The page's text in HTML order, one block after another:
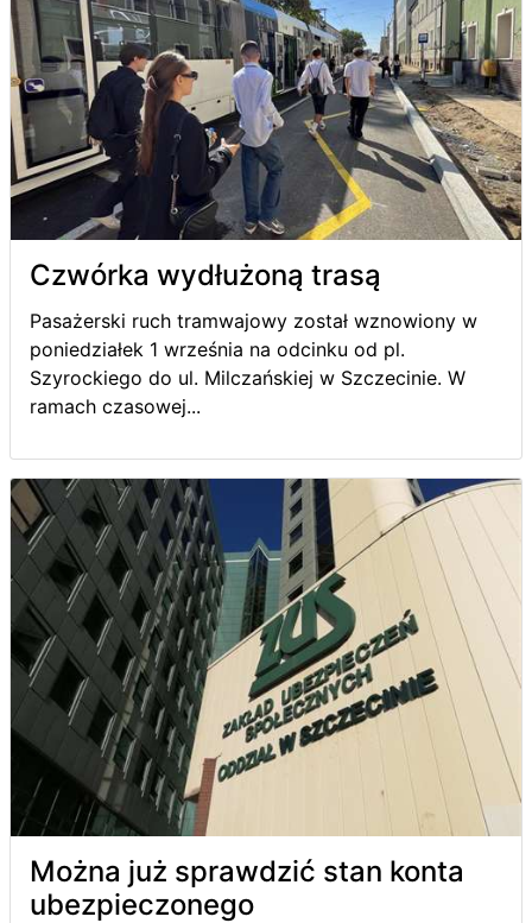
Czwórka wydłużoną trasą
Pasażerski ruch tramwajowy został wznowiony w
poniedziałek 1 września na odcinku od pl.
Szyrockiego do ul. Milczańskiej w Szczecinie. W
ramach czasowej...
Można już sprawdzić stan konta
ubezpieczonego